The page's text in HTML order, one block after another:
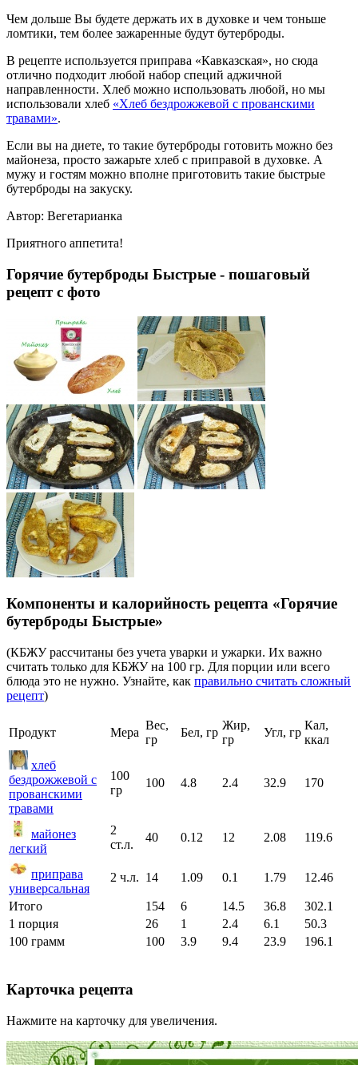
Чем дольше Вы будете держать их в духовке и чем тоньше
ломтики, тем более зажаренные будут бутерброды.
В рецепте используется приправа «Кавказская», но сюда
отлично подходит любой набор специй аджичной
направленности. Хлеб можно использовать любой, но мы
использовали хлеб «Хлеб бездрожжевой с прованскими
травами».
Если вы на диете, то такие бутерброды готовить можно без
майонеза, просто зажарьте хлеб с приправой в духовке. А
мужу и гостям можно вполне приготовить такие быстрые
бутерброды на закуску.
Автор: Вегетарианка
Приятного аппетита!
Горячие бутерброды Быстрые - пошаговый
рецепт с фото
Компоненты и калорийность рецепта «Горячие
бутерброды Быстрые»
(КБЖУ рассчитаны без учета уварки и ужарки. Их важно
считать только для КБЖУ на 100 гр. Для порции или всего
блюда это не нужно. Узнайте, как правильно считать сложный
рецепт)
Продукт Мера
Вес,
гр
Бел, гр
Жир,
гр
Угл, гр
Кал,
ккал
хлеб
бездрожжевой с
прованскими
травами
100
гр
100 4.8 2.4 32.9 170
майонез
легкий
2
ст.л.
40 0.12 12 2.08 119.6
приправа
универсальная
2 ч.л. 14 1.09 0.1 1.79 12.46
Итого 154 6 14.5 36.8
302.1
1 порция
26 1 2.4 6.1
50.3
100 грамм
100 3.9 9.4 23.9 196.1
Карточка рецепта
Нажмите на карточку для увеличения.